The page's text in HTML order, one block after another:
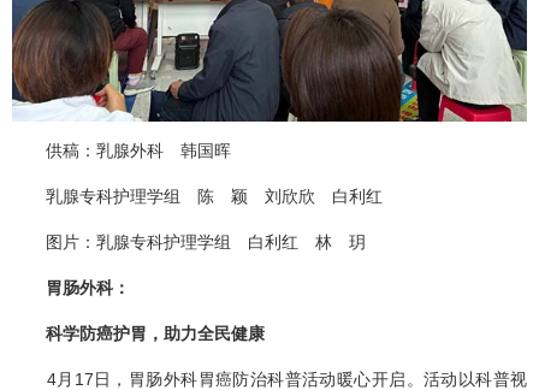
供稿： 乳腺外科 韩国晖
乳腺专科护理学组 陈 颖 刘欣欣 白利红
图片：乳腺专科护理学组 白利红 林 玥
胃肠外科 ：
科学防癌护胃，助力全民健康
4月17日， 胃肠外科胃癌防治科普活动暖心开启。活动以科普视